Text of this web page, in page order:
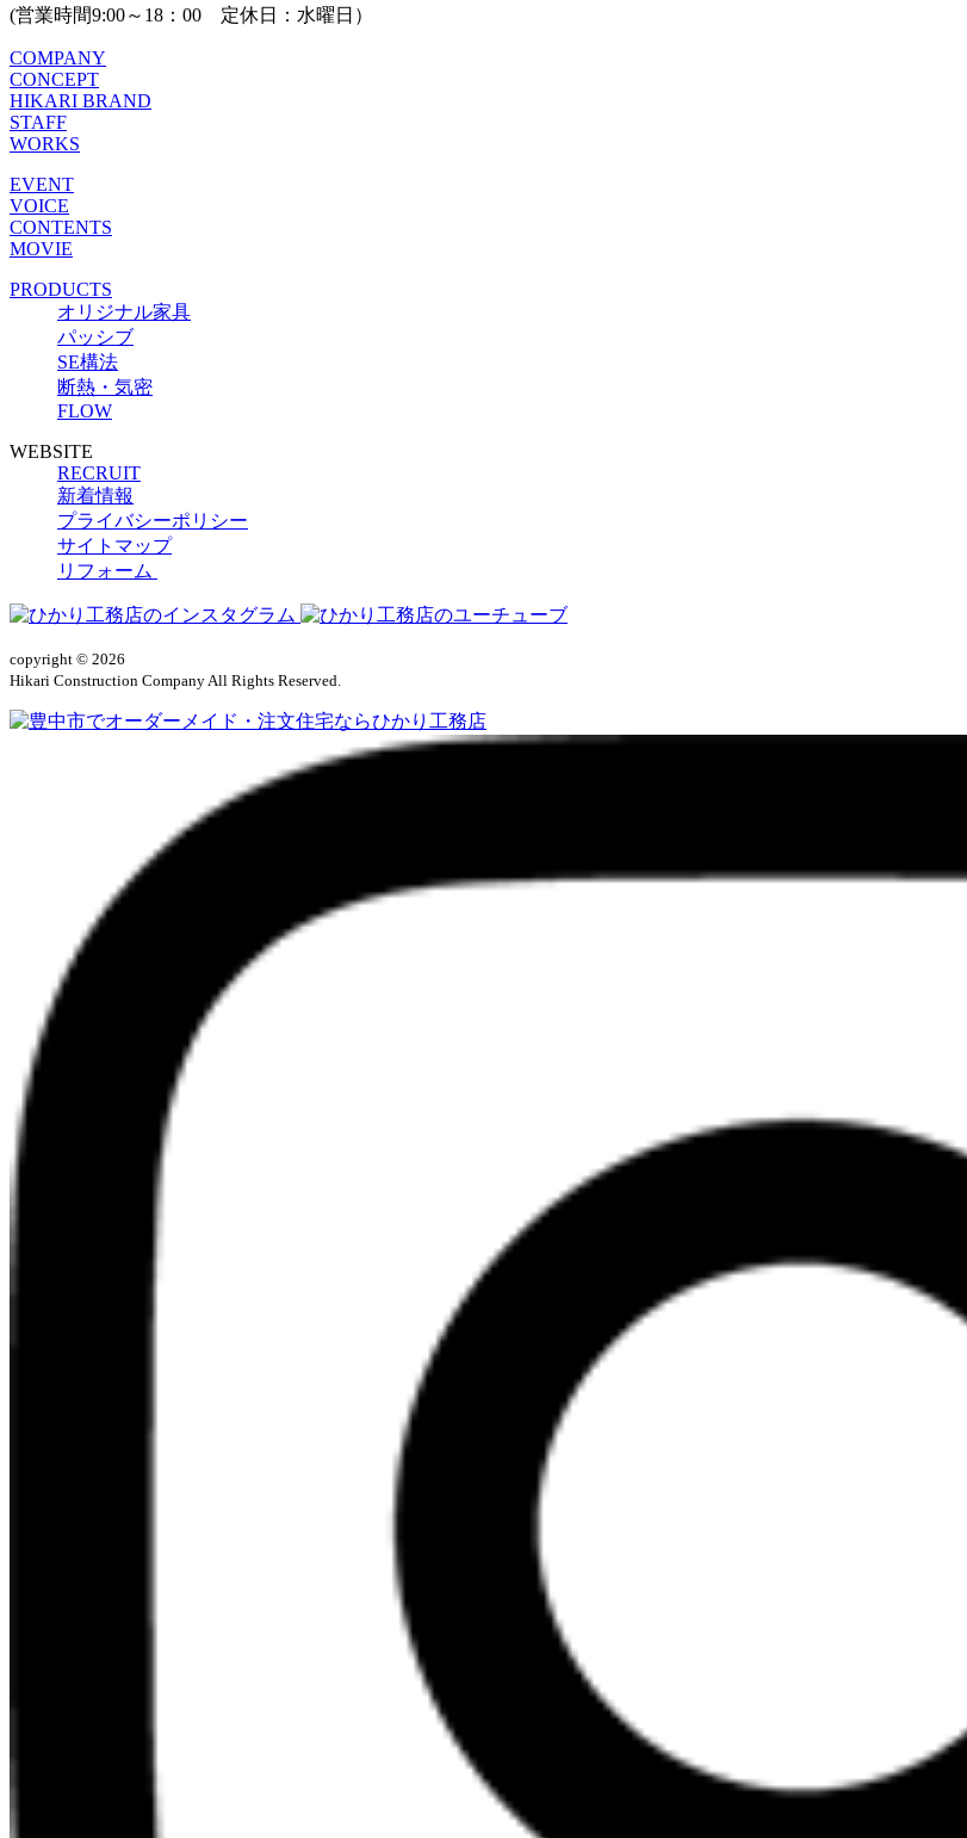
(営業時間9:00～18：00 定休日：水曜日）
COMPANY
CONCEPT
HIKARI BRAND
STAFF
WORKS
EVENT
VOICE
CONTENTS
MOVIE
PRODUCTS
オリジナル家具
パッシブ
SE構法
断熱・気密
FLOW
WEBSITE
RECRUIT
新着情報
プライバシーポリシー
サイトマップ
リフォーム
copyright © 2026
Hikari Construction Company All Rights Reserved.